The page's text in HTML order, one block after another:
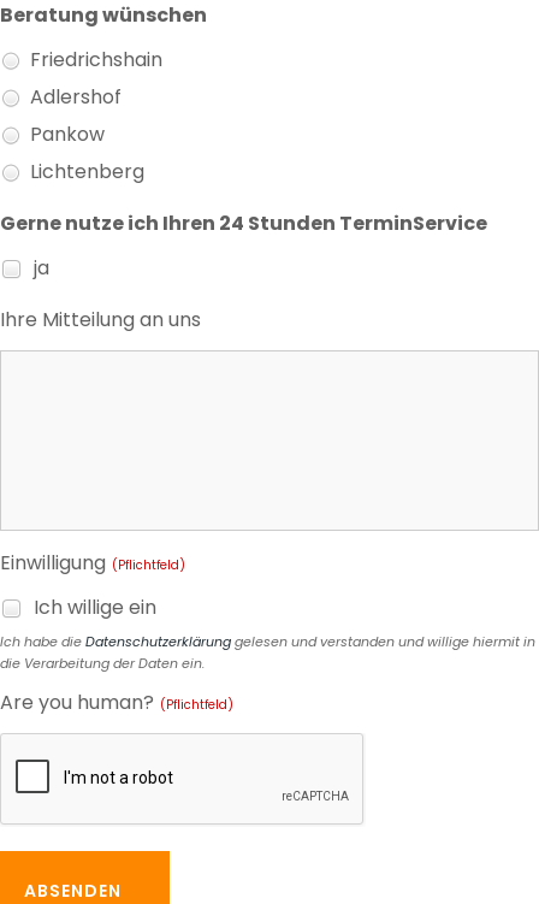
Beratung wünschen
Friedrichshain
Adlershof
Pankow
Lichtenberg
Gerne nutze ich Ihren 24 Stunden TerminService
ja
Ihre Mitteilung an uns
Einwilligung (Pflichtfeld)
Ich willige ein
Ich habe dieDatenschutzerklärunggelesen und verstanden und willige hiermit in
die Verarbeitung der Daten ein.
Are you human? (Pflichtfeld)
ABSENDEN